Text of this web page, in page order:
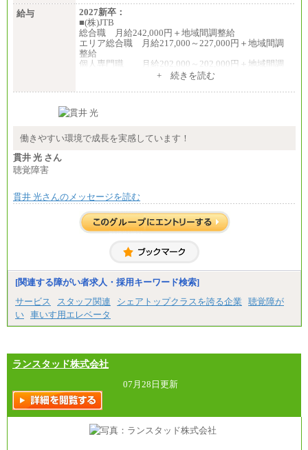
給与
2027新卒：
■(株)JTB
総合職 月給242,000円＋地域間調整給
エリア総合職 月給217,000～227,000円＋地域間調
整給
個人専門職 月給202,000～202,000円＋地域間調
総合職 月給208,000～235,000円
※詳細はJTBキャリアサイトよりご確認ください。
総合職 月給220,000～230,000円＋地域間調整給
整給
※詳細はJTBキャリアサイトよりご確認ください。
■(株)JTBコミュニケーションデザイン
総合職 月給230,000円
みなし残業手当：20,000円（一律支給）※みなし
残業手当の残業時間は10.43時間。
間に応じて、時間外手当等を支給。
エリアサポート職 月給188,000円
■（株）JTBグローバルマーケティング＆トラベル
訪日事業職 月給202,000～227,000円＋地域間調整
給
※詳細はJTBキャリアサイトよりご確認ください。
■(株)JTBビジネストランスフォーム
総合職 月給205,000～225,000円＋地域間調整給
+ 続きを読む
働きやすい環境で成長を実感しています！
貫井 光 さん
聴覚障害
貫井 光さんのメッセージを読む
[関連する障がい者求人・採用キーワード検索]
サービス
スタッフ関連 シェアトップクラスを誇る企業
聴覚障が
い 車いす用エレベータ
ランスタッド株式会社
07月28日更新